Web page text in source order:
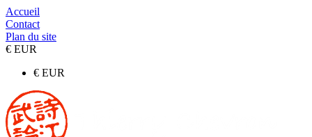
Accueil
Contact
Plan du site
€ EUR
€ EUR